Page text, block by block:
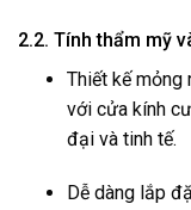
2.2. Tính thẩm mỹ
Thiết kế mỏng
với cửa kính
đại và tinh tế.
Dễ dàng lắp